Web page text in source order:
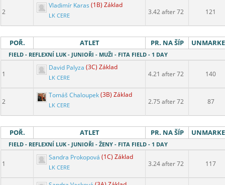
2
Vladimír Karas (1B) Základ
LK CERE 3.42 after 72 121
POŘ. ATLET PR. NA ŠÍP
FIELD - REFLEXNÍ LUK - JUNIOŘI - MUŽI - FITA FIELD - 1 DAY
1
David Palyza (3C) Základ
LK CERE 4.21 after 72 140
2
Tomáš Chaloupek(3B) Základ
LK CERE 2.75 after 72 87
POŘ. ATLET PR. NA ŠÍP
FIELD - REFLEXNÍ LUK - JUNIOŘI - ŽENY - FITA FIELD - 1 DAY
1
Sandra Prokopová (1C) Základ
LK CERE 3.24 after 72 117